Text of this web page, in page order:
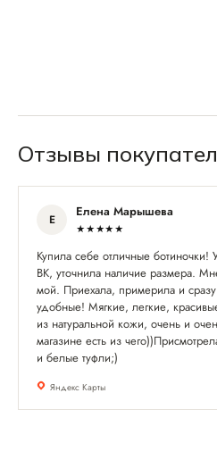
Отзывы
Е Елена Марышева
★★★★★
Купила себе отличные
ВК, уточнила наличие размера.
мой. Приехала, примерила и
удобные! Мягкие, легкие,
из натуральной кожи, очень и
магазине есть из
и белые туфли;)
Яндекс Карты